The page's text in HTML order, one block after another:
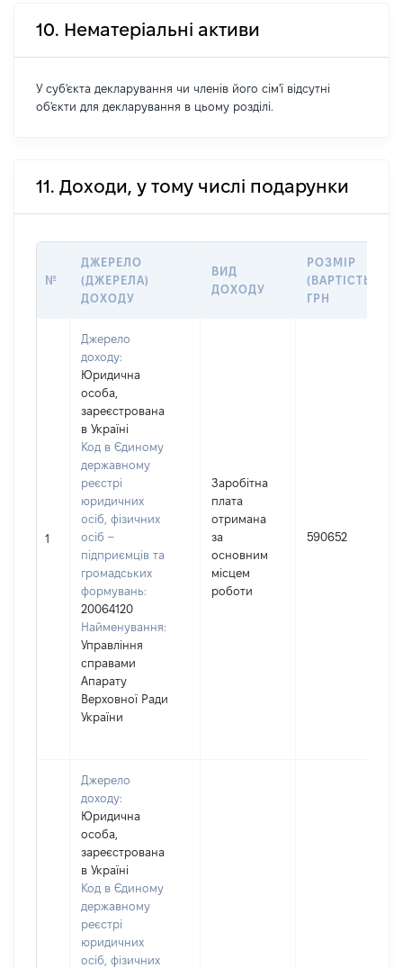
10. Нематеріальні активи
У суб'єкта декларування чи членів його сім'ї відсутні
об'єкти для декларування в цьому розділі.
11. Доходи, у тому числі подарунки
№
ДЖЕРЕЛО
(ДЖЕРЕЛА)
ДОХОДУ
ВИД
ДОХОДУ
РОЗМІР
(ВАРТІСТЬ),
ГРН
1
Джерело
доходу:
Юридична
особа,
зареєстрована
в Україні
Код в Єдиному
державному
реєстрі
юридичних
осіб, фізичних
осіб –
підприємців та
громадських
формувань:
20064120
Найменування:
Управління
справами
Апарату
Верховної Ради
України
Заробітна
плата
отримана
за
основним
місцем
роботи
590652
Джерело
доходу:
Юридична
особа,
зареєстрована
в Україні
Код в Єдиному
державному
реєстрі
юридичних
осіб, фізичних